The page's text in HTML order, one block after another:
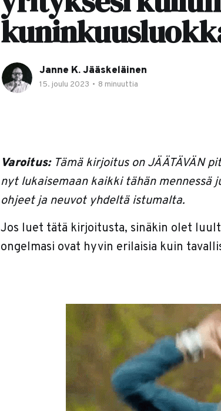
Janne K. Jääskeläinen
15. joulu 2023 • 8 minuuttia
Varoitus: Tämä kirjoitus on JÄÄTÄVÄN
nyt lukaisemaan kaikki tähän mennessä
ohjeet ja neuvot yhdeltä istumalta.
Jos luet tätä kirjoitusta, sinäkin olet
ongelmasi ovat hyvin erilaisia kuin